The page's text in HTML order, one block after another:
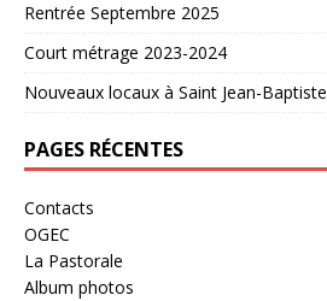
Rentrée Septembre 2025
Court métrage 2023-2024
Nouveaux locaux à Saint Jean-Baptiste
PAGES RÉCENTES
Contacts
OGEC
La Pastorale
Album photos